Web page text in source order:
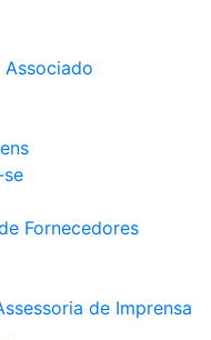
Fornecedores
de Imprensa